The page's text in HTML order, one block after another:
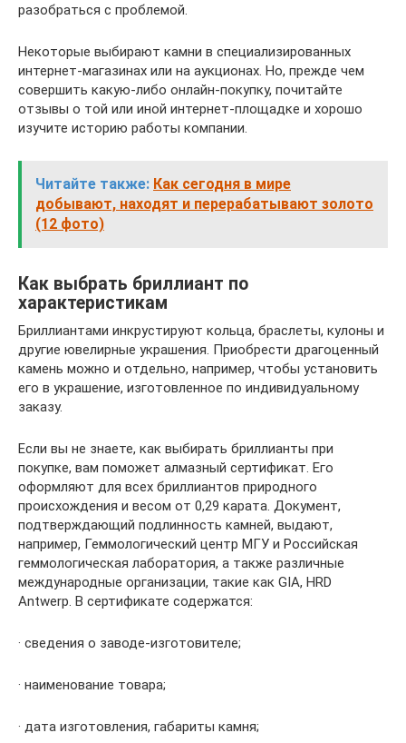
разобраться с проблемой.
Некоторые выбирают камни в специализированных
интернет-магазинах или на аукционах. Но, прежде чем
совершить какую-либо онлайн-покупку, почитайте
отзывы о той или иной интернет-площадке и хорошо
изучите историю работы компании.
Читайте также: Как сегодня в мире
добывают, находят и перерабатывают золото
(12 фото)
Как выбрать бриллиант по
характеристикам
Бриллиантами инкрустируют кольца, браслеты, кулоны и
другие ювелирные украшения. Приобрести драгоценный
камень можно и отдельно, например, чтобы установить
его в украшение, изготовленное по индивидуальному
заказу.
Если вы не знаете, как выбирать бриллианты при
покупке, вам поможет алмазный сертификат. Его
оформляют для всех бриллиантов природного
происхождения и весом от 0,29 карата. Документ,
подтверждающий подлинность камней, выдают,
например, Геммологический центр МГУ и Российская
геммологическая лаборатория, а также различные
международные организации, такие как GIA, HRD
Antwerp. В сертификате содержатся:
· сведения о заводе-изготовителе;
· наименование товара;
· дата изготовления, габариты камня;